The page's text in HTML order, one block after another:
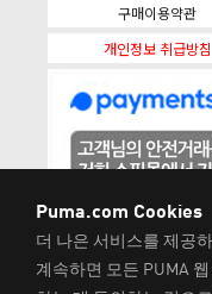
구매이용약관
개인정보 취급방침